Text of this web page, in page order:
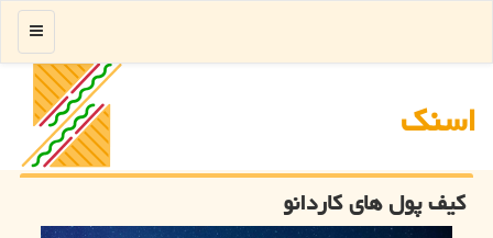
اسنك
منو
کیف پول های کاردانو